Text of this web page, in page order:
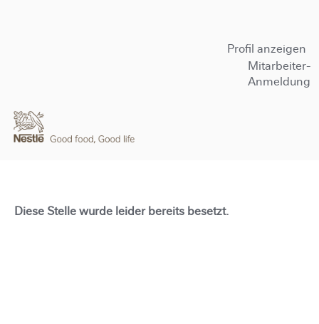
Profil anzeigen
Mitarbeiter-
Anmeldung
Diese Stelle wurde leider bereits besetzt.